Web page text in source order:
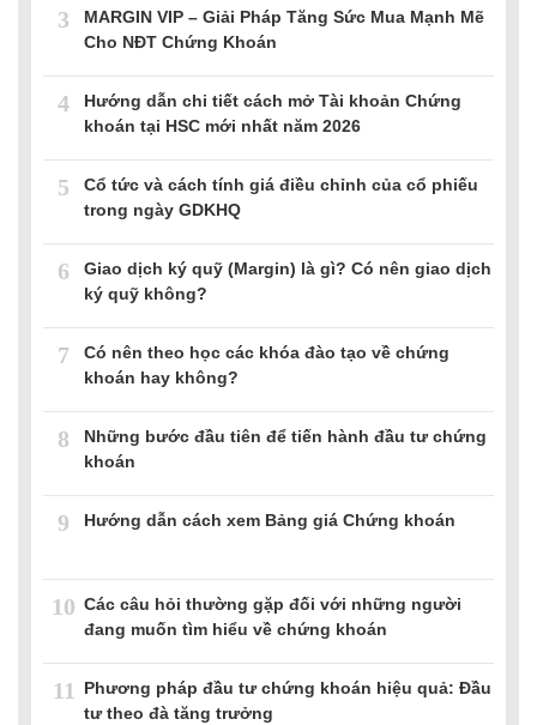
3
MARGIN VIP – Giải Pháp Tăng Sức Mua Mạnh Mẽ
Cho NĐT Chứng Khoán
4
Hướng dẫn chi tiết cách mở Tài khoản Chứng
khoán tại HSC mới nhất năm 2026
5
Cổ tức và cách tính giá điều chỉnh của cổ phiếu
trong ngày GDKHQ
6
Giao dịch ký quỹ (Margin) là gì? Có nên giao dịch
ký quỹ không?
7
Có nên theo học các khóa đào tạo về chứng
khoán hay không?
8
Những bước đầu tiên để tiến hành đầu tư chứng
khoán
9 Hướng dẫn cách xem Bảng giá Chứng khoán
10 Các câu hỏi thường gặp đối với những người
đang muốn tìm hiểu về chứng khoán
11 Phương pháp đầu tư chứng khoán hiệu quả: Đầu
tư theo đà tăng trưởng